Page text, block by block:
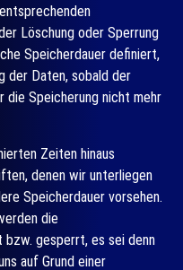
Löschung oder Sperrung
Speicherdauer definiert,
der Daten, sobald der
Speicherung nicht mehr
Zeiten hinaus
denen wir unterliegen
Speicherdauer vorsehen.
die
gesperrt, es sei denn
auf Grund einer